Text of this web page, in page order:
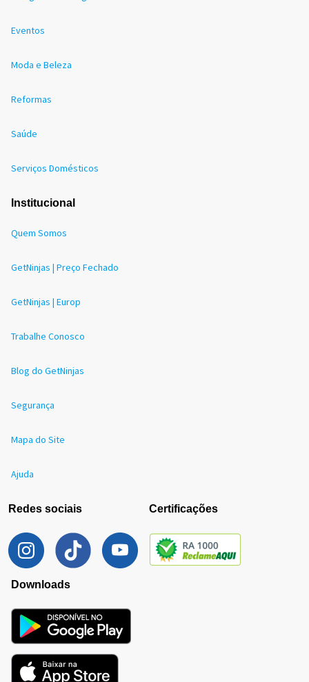
Eventos
Moda e Beleza
Reformas
Saúde
Serviços Domésticos
Institucional
Quem Somos
GetNinjas | Preço Fechado
GetNinjas | Europ
Trabalhe Conosco
Blog do GetNinjas
Segurança
Mapa do Site
Ajuda
Redes sociais Certificações
Downloads